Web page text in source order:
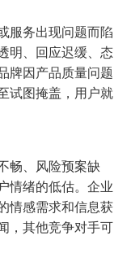
服务出现问题而陷
明、回应迟缓、态
牌因产品质量问题
试图掩盖，用户就
畅、风险预案缺
情绪的低估。企业
情感需求和信息获
，其他竞争对手可